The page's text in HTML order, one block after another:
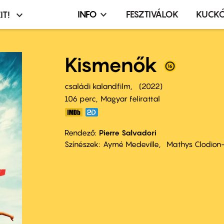
Infó,
terembérlés
menü
INFO FESZTIVÁLOK
Kismenők
családi kalandfilm
2022
106 perc,
Magyar felirattal
Rendező Pierre Salvadori
Színészek
Aymé Medeville Mathys